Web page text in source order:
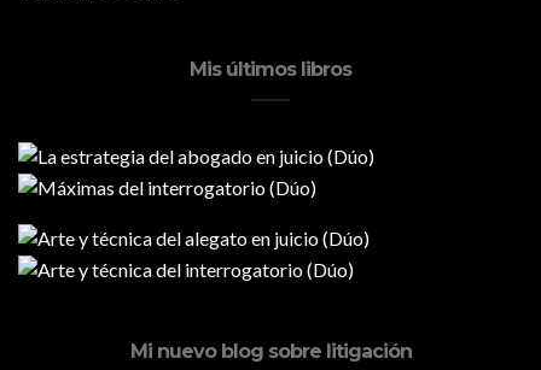
Mis últimos libros
Mi nuevo blog sobre litigación